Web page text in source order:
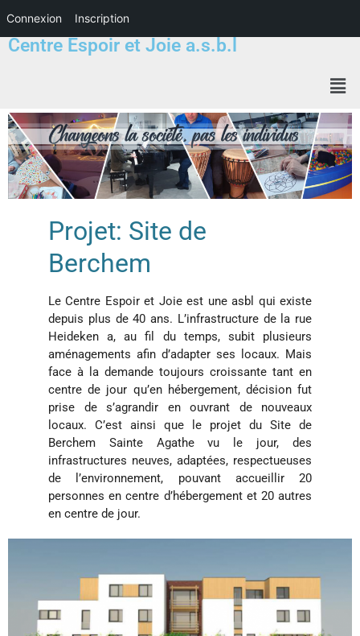
Connexion Inscription
Centre Espoir et Joie a.s.b.l
Projet: Site de
Berchem
Le Centre Espoir et Joie est une asbl qui existe
depuis plus de 40 ans. L’infrastructure de la rue
Heideken a, au fil du temps, subit plusieurs
aménagements afin d’adapter ses locaux. Mais
face à la demande toujours croissante tant en
centre de jour qu’en hébergement, décision fut
prise de s’agrandir en ouvrant de nouveaux
locaux. C’est ainsi que le projet du Site de
Berchem Sainte Agathe vu le jour, des
infrastructures neuves, adaptées, respectueuses
de l’environnement, pouvant accueillir 20
personnes en centre d’hébergement et 20 autres
en centre de jour.